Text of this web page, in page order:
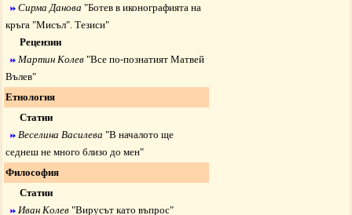
Сирма Данова "Ботев в иконографията на
кръга "Мисъл". Тезиси"
Рецензии
Мартин Колев "Все по-познатият Матвей
Вълев"
Етнология
Статии
Веселина Василева "В началото ще
седнеш не много близо до мен"
Философия
Статии
Иван Колев "Вирусът като въпрос"